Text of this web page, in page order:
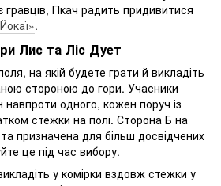
гравців, ГІкач радить придивитися
.
Лис та Ліс Дует
на якій будете грати й викладіть
стороною до гори. Учасники
одного, кожен поруч із
стежки на полі. Сторона Б на
призначена для більш досвідчених
це під час вибору.
у комірки вздовж стежки у